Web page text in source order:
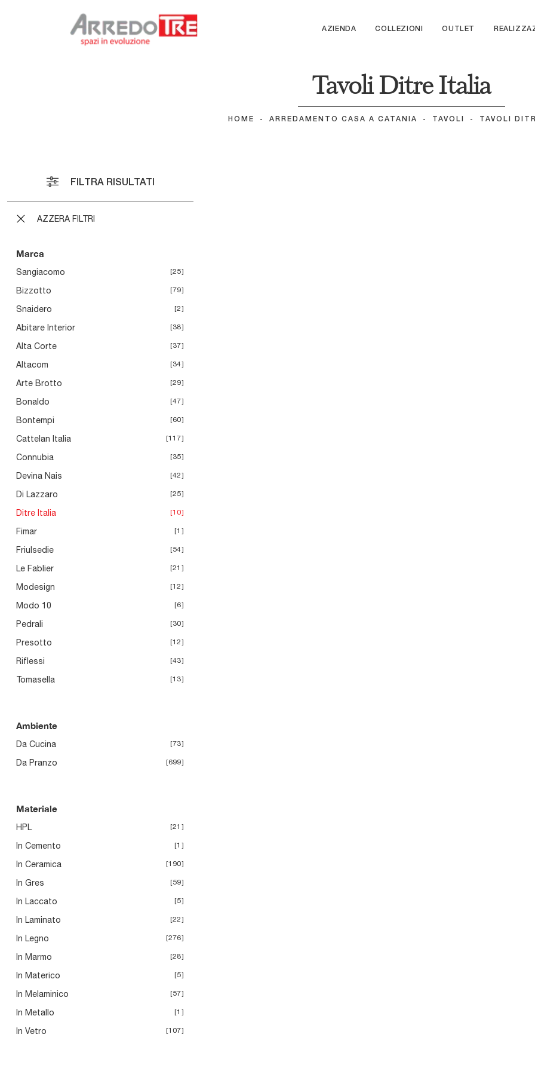
AZIENDA COLLEZIONI OUTLET
Tavoli Ditre Italia
HOME - ARREDAMENTO CASA A CATANIA - TAVOLI - TAVOLI
FILTRA RISULTATI
AZZERA FILTRI
Marca
Sangiacomo 25
Bizzotto 79
Snaidero 2
Abitare Interior 38
Alta Corte 37
Altacom 34
Arte Brotto 29
Bonaldo 47
Bontempi 60
Cattelan Italia 117
Connubia 35
Devina Nais 42
Di Lazzaro 25
Ditre Italia 10
Fimar 1
Friulsedie 54
Le Fablier 21
Modesign 12
Modo 10 6
Pedrali 30
Presotto 12
Riflessi 43
Tomasella 13
Ambiente
Da Cucina 73
Da Pranzo 699
Materiale
HPL 21
In Cemento 1
In Ceramica 190
In Gres 59
In Laccato 5
In Laminato 22
In Legno 276
In Marmo 28
In Materico 5
In Melaminico 57
In Metallo 1
In Vetro 107